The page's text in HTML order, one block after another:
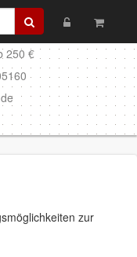
250 €
zur